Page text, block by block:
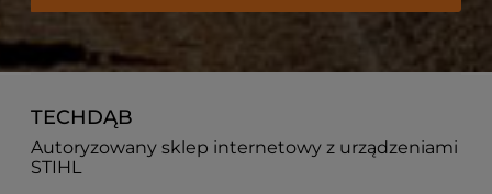
TECHDĄB
Autoryzowany sklep internetowy z urządzeniami
STIHL